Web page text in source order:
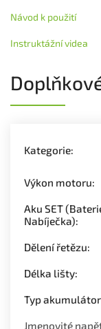
Návod k použití
Instruktážní videa
Kategorie:
Výkon motoru:
Aku SET
Nabíječka):
Dělení řetězu:
Délka lišty:
Typ
Jmenovité